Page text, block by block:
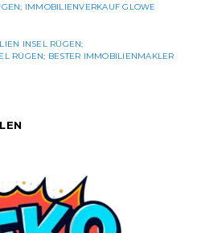
IMMOBILIENVERKAUF GLOWE
INSEL RÜGEN;
RÜGEN; BESTER IMMOBILIENMAKLER